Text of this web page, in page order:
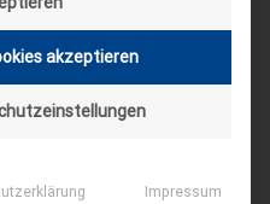
akzeptieren
Impressum